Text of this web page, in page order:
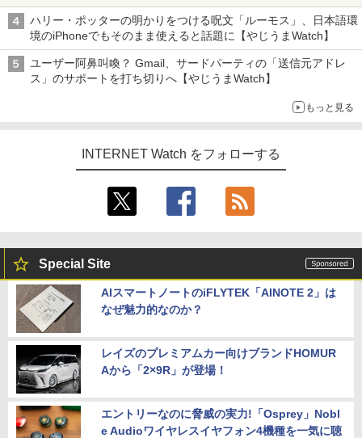
真や映像を使った投資詐欺などへの対策として
ハリー・ポッターの明かりをつける呪文「ルーモス」、日本語環
境のiPhoneでもそのまま使えると話題に【やじうまWatch】
ユーザー阿鼻叫喚？ Gmail、サードパーティの「送信元アドレ
ス」のサポートを打ち切りへ【やじうまWatch】
もっと見る
INTERNET Watch をフォローする
Special Site
AIスマートノートのiFLYTEK「AINOTE 2」は
なぜ魅力的なのか？
レイズのプレミアムカー向けブランドHOMUR
Aから「2×9R」が登場！
エントリーなのに脅威の実力!「Osprey」Nobl
e Audioワイヤレスイヤフォン4機種を一気に聴